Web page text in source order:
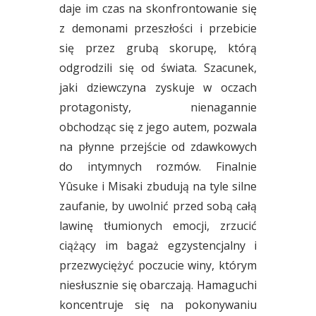
daje im czas na skonfrontowanie się
z demonami przeszłości i przebicie
się przez grubą skorupę, którą
odgrodzili się od świata. Szacunek,
jaki dziewczyna zyskuje w oczach
protagonisty, nienagannie
obchodząc się z jego autem, pozwala
na płynne przejście od zdawkowych
do intymnych rozmów. Finalnie
Yûsuke i Misaki zbudują na tyle silne
zaufanie, by uwolnić przed sobą całą
lawinę tłumionych emocji, zrzucić
ciążący im bagaż egzystencjalny i
przezwyciężyć poczucie winy, którym
niesłusznie się obarczają. Hamaguchi
koncentruje się na pokonywaniu